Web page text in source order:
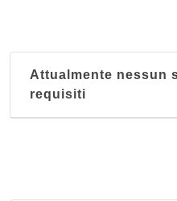
Attualmente nessun
requisiti